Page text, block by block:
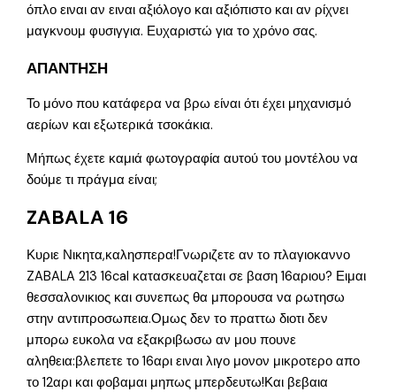
όπλο ειναι αν ειναι αξιόλογο και αξιόπιστο και αν ρίχνει
μαγκνουμ φυσιγγια. Ευχαριστώ για το χρόνο σας.
ΑΠΑΝΤΗΣΗ
Το μόνο που κατάφερα να βρω είναι ότι έχει μηχανισμό
αερίων και εξωτερικά τσοκάκια.
Μήπως έχετε καμιά φωτογραφία αυτού του μοντέλου να
δούμε τι πράγμα είναι;
ZABALA 16
Κυριε Νικητα,καλησπερα!Γνωριζετε αν το πλαγιοκαννο
ZABALA 213 16cal κατασκευαζεται σε βαση 16αριου? Ειμαι
θεσσαλονικιος και συνεπως θα μπορουσα να ρωτησω
στην αντιπροσωπεια.Ομως δεν το πραττω διοτι δεν
μπορω ευκολα να εξακριβωσω αν μου πουνε
αληθεια:βλεπετε το 16αρι ειναι λιγο μονον μικροτερο απο
το 12αρι και φοβαμαι μηπως μπερδευτω!Και βεβαια